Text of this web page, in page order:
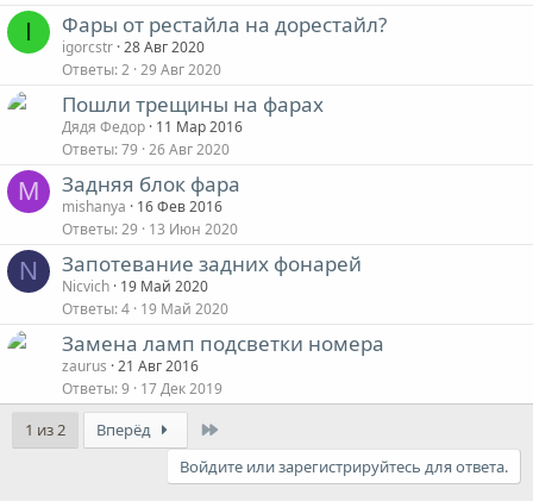
I Фары от рестайла на дорестайл?
igorcstr 28 Авг 2020
Ответы 2 29 Авг 2020
Пошли трещины на фарах
Дядя Федор 11 Мар 2016
Ответы 79 26 Авг 2020
M Задняя блок фара
mishanya
16 Фев 2016
Ответы 29 13 Июн 2020
N Запотевание задних фонарей
Nicvich 19 Май 2020
Ответы 4 19 Май 2020
Замена ламп подсветки номера
zaurus 21 Авг 2016
Ответы 9 17 Дек 2019
1 из 2 Вперёд
Войдите или зарегистрируйтесь для ответа.